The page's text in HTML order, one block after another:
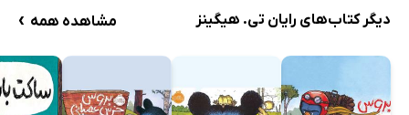
دیگر کتاب‌های رایان تی. هیگینز مشاهده همه ›